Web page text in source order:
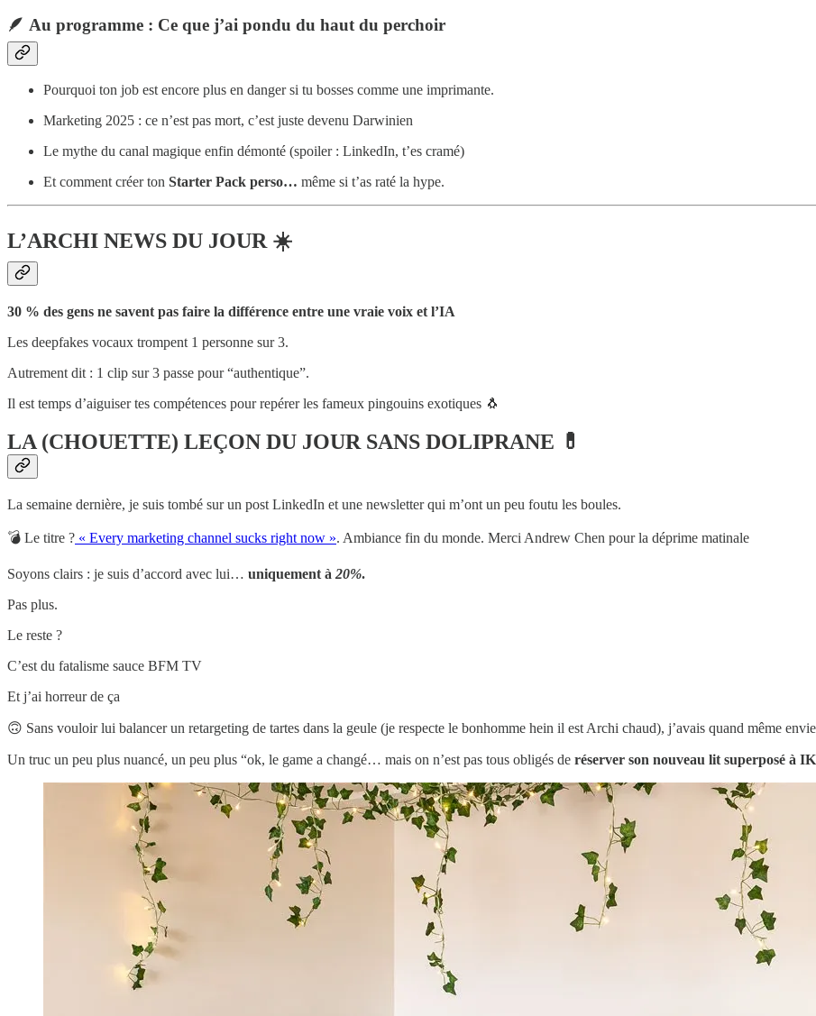
🪶 Au programme : Ce que j’ai pondu du haut du perchoir
Pourquoi ton job est encore plus en danger si tu bosses comme une imprimante.
Marketing 2025 : ce n’est pas mort, c’est juste devenu Darwinien
Le mythe du canal magique enfin démonté (spoiler : LinkedIn, t’es cramé)
Et comment créer ton Starter Pack perso… même si t’as raté la hype.
L’ARCHI NEWS DU JOUR ☀️
30 % des gens ne savent pas faire la différence entre une vraie voix et l’IA
Les deepfakes vocaux trompent 1 personne sur 3.
Autrement dit : 1 clip sur 3 passe pour “authentique”.
Il est temps d’aiguiser tes compétences pour repérer les fameux pingouins exotiques 🐧
LA (CHOUETTE) LEÇON DU JOUR SANS DOLIPRANE 💊
La semaine dernière, je suis tombé sur un post LinkedIn et une newsletter qui m’ont un peu foutu les boules.
💣 Le titre ? « Every marketing channel sucks right now ». Ambiance fin du monde. Merci Andrew Chen pour la déprime matinale
Soyons clairs : je suis d’accord avec lui… uniquement à 20%.
Pas plus.
Le reste ?
C’est du fatalisme sauce BFM TV
Et j’ai horreur de ça
🙃 Sans vouloir lui balancer un retargeting de tartes dans la geule (je respecte le bonhomme hein il est Archi chaud), j’avais quand même
Un truc un peu plus nuancé, un peu plus “ok, le game a changé… mais on n’est pas tous obligés de réserver son nouveau lit superposé à